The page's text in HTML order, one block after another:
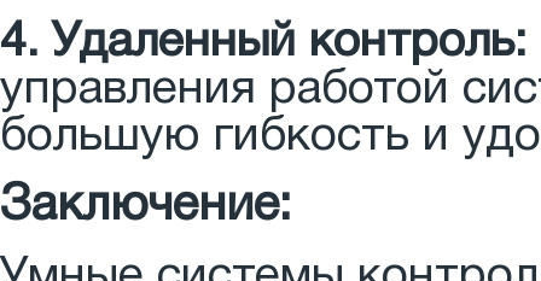
4. Удаленный контроль:
управления работой
большую гибкость и
Заключение: